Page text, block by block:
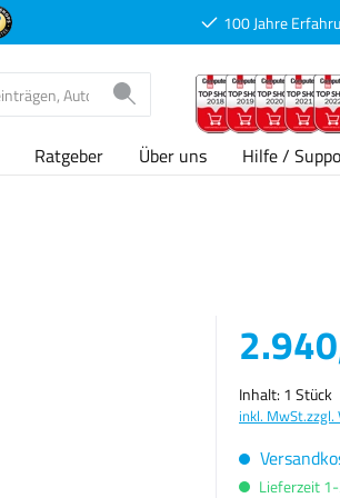
100 Jahre
Ratgeber Über uns Hilfe /
Verkaufspreis:
Inhalt: 1 Stück
inkl. MwSt.zzgl.
Lieferzeit